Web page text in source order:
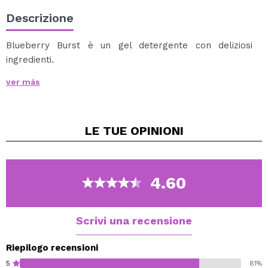
Descrizione
Blueberry Burst è un gel detergente con deliziosi
ingredienti.
e avena.
Con un leggero aroma di mirtillo.
ver más
LE TUE OPINIONI
4.60
Scrivi una recensione
Riepilogo recensioni
5 81%